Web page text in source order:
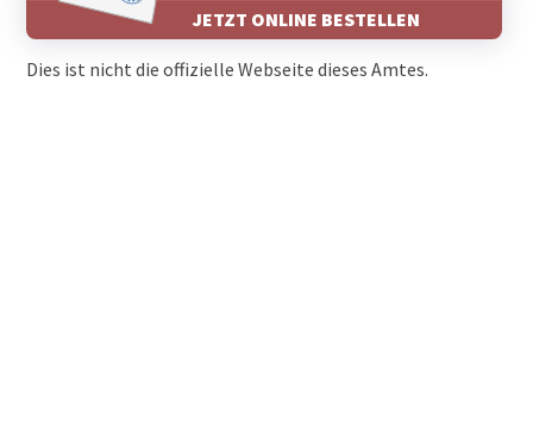
JETZT ONLINE BESTELLEN
Dies ist nicht die offizielle Webseite dieses Amtes.